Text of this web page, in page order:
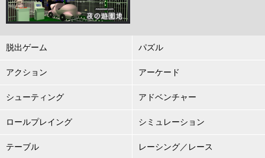
脱出ゲーム パズル
アクション アーケード
シューティング アドベンチャー
ロールプレイング シミュレーション
テーブル レーシング／レース